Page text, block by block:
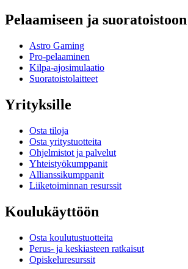
Pelaamiseen ja suoratoistoon
Astro Gaming
Pro-pelaaminen
Kilpa-ajosimulaatio
Suoratoistolaitteet
Yrityksille
Osta tiloja
Osta yritystuotteita
Ohjelmistot ja palvelut
Yhteistyökumppanit
Allianssikumppanit
Liiketoiminnan resurssit
Koulukäyttöön
Osta koulutustuotteita
Perus- ja keskiasteen ratkaisut
Opiskeluresurssit